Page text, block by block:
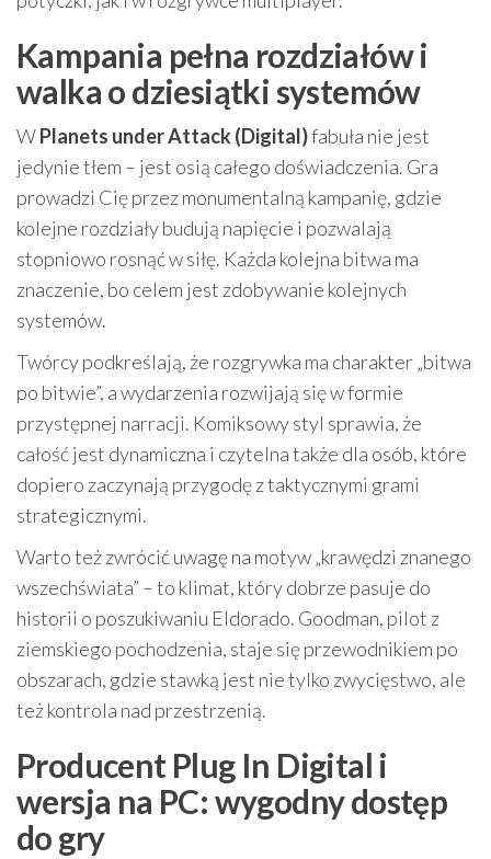
Kampania pełna rozdziałów i
walka o dziesiątki systemów
WPlanets under Attack (Digital)fabuła nie jest
jedynie tłem – jest osią całego doświadczenia. Gra
prowadzi Cię przez monumentalną kampanię, gdzie
kolejne rozdziały budują napięcie i pozwalają
stopniowo rosnąć w siłę. Każda kolejna bitwa ma
znaczenie, bo celem jest zdobywanie kolejnych
systemów.
Twórcy podkreślają, że rozgrywka ma charakter „bitwa
po bitwie”, a wydarzenia rozwijają się w formie
przystępnej narracji. Komiksowy styl sprawia, że
całość jest dynamiczna i czytelna także dla osób, które
dopiero zaczynają przygodę z taktycznymi grami
strategicznymi.
Warto też zwrócić uwagę na motyw „krawędzi znanego
wszechświata” – to klimat, który dobrze pasuje do
historii o poszukiwaniu Eldorado. Goodman, pilot z
ziemskiego pochodzenia, staje się przewodnikiem po
obszarach, gdzie stawką jest nie tylko zwycięstwo, ale
też kontrola nad przestrzenią.
Producent Plug In Digital i
wersja na PC: wygodny dostęp
do gry